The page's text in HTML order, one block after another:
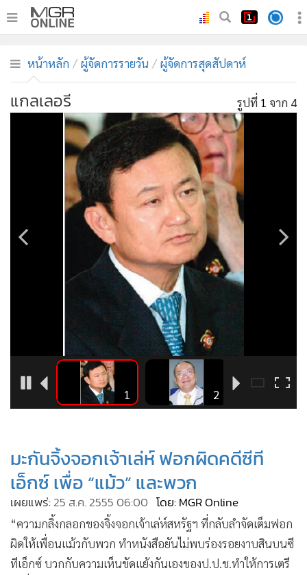
ทันเหตุการณ์
• ภาคใต้
• ภูมิภาค
Online Section
ผู้จัดการรายวัน
คอลัมนิสต์
CbizReview
Good health & Well-being
Green Innovation & SD
Management & HR
Infographic
• กีฬา
• ต่างประเทศ
• Special Scoop
• เศรษฐกิจ-ธุรกิจ
• จีน
• ชุมชน-คุณภาพชีวิต
มะกันจิ้งจอกเจ้าเล่ห์ ฟอกผิดคดีซีที
เอ็กซ์ เพื่อ “แม้ว” และพวก
เผยแพร่: 25 ส.ค. 2555 06:00 โดย: MGR Online
“ความกลิ้งกลอกของจิ้งจอกเจ้าเล่ห์สหรัฐฯ ที่กลับลำจัดเต็มฟอก
ผิดให้เพื่อนแม้วกับพวก ทำหนังสือยันไม่พบร่องรอยงาบสินบนซี
ทีเอ็กซ์ บวกกับความเห็นขัดแย้งกันเองของป.ป.ช.ทำให้การเตรี
หน้าหลัก ผู้จัดการรายวัน ผู้จัดการสุดสัปดาห์
แกลเลอรี รูปที่ 1 จาก 4
1 2